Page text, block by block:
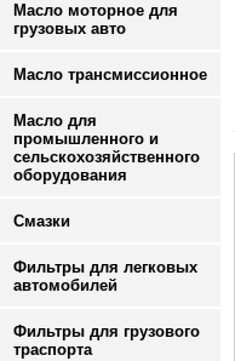
Масло моторное для
грузовых авто
Масло трансмиссионное
Масло для
промышленного и
сельскохозяйственного
оборудования
Смазки
Фильтры для легковых
автомобилей
Фильтры для грузового
траспорта